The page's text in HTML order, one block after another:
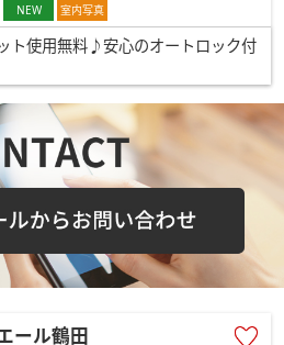
NEW 室内写真
ト使用無料♪安心のオートロック付
ール鶴田